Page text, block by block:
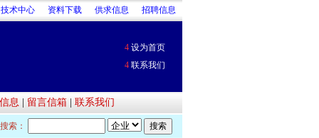
技术中心 资料下载 供求信息 招聘信息
4 设为首页
4 联系我们
息 留言信箱| 联系我们
索：